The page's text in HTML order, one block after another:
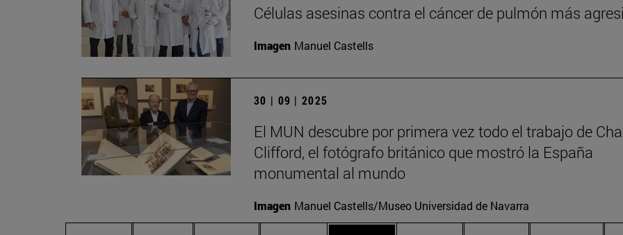
Células asesinas contra el cáncer de pulmón más
Imagen Manuel Castells
30 | 09 | 2025
El MUN descubre por primera vez todo el trabajo de
Clifford, el fotógrafo británico que mostró la España
monumental al mundo
Imagen Manuel Castells/Museo Universidad de Navarra